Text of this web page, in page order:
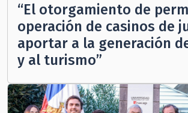
“El otorgamiento de
operación de casinos de
aportar a la generación
y al turismo”